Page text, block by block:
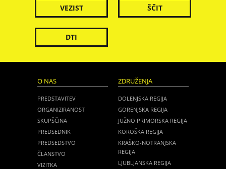
VEZIST ŠČIT
DTI
O NAS
PREDSTAVITEV
ORGANIZIRANOST
SKUPŠČINA
PREDSEDNIK
PREDSEDSTVO
ČLANSTVO
VIZITKA
ZDRUŽENJA
DOLENJSKA REGIJA
GORENJSKA REGIJA
JUŽNO PRIMORSKA REGIJA
KOROŠKA REGIJA
KRAŠKO-NOTRANJSKA
REGIJA
LJUBLJANSKA REGIJA